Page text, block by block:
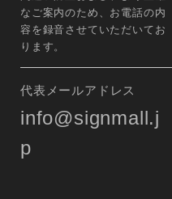
なご案内のため、お電話の内
容を録音させていただいてお
ります。
代表メールアドレス
info@signmall.j
p